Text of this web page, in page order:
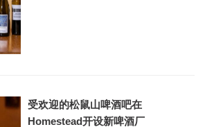
受欢迎的松鼠山啤酒吧在
Homestead开设新啤酒厂